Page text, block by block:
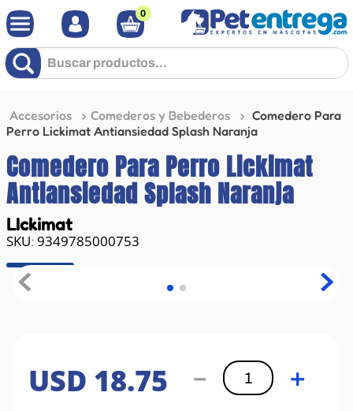
0
Buscar productos...
Accesorios Comederos y Bebederos
Comedero Para
Perro Lickimat Antiansiedad Splash Naranja
Comedero Para Perro Lickimat
Antiansiedad Splash Naranja
LIckimat
: 9349785000753
USD 18.75 ＋
－